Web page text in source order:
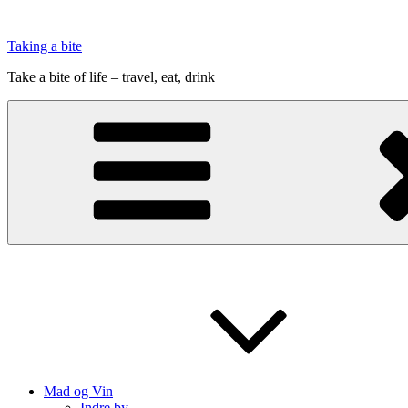
indhold
Taking a bite
Take a bite of life – travel, eat, drink
Mad og Vin